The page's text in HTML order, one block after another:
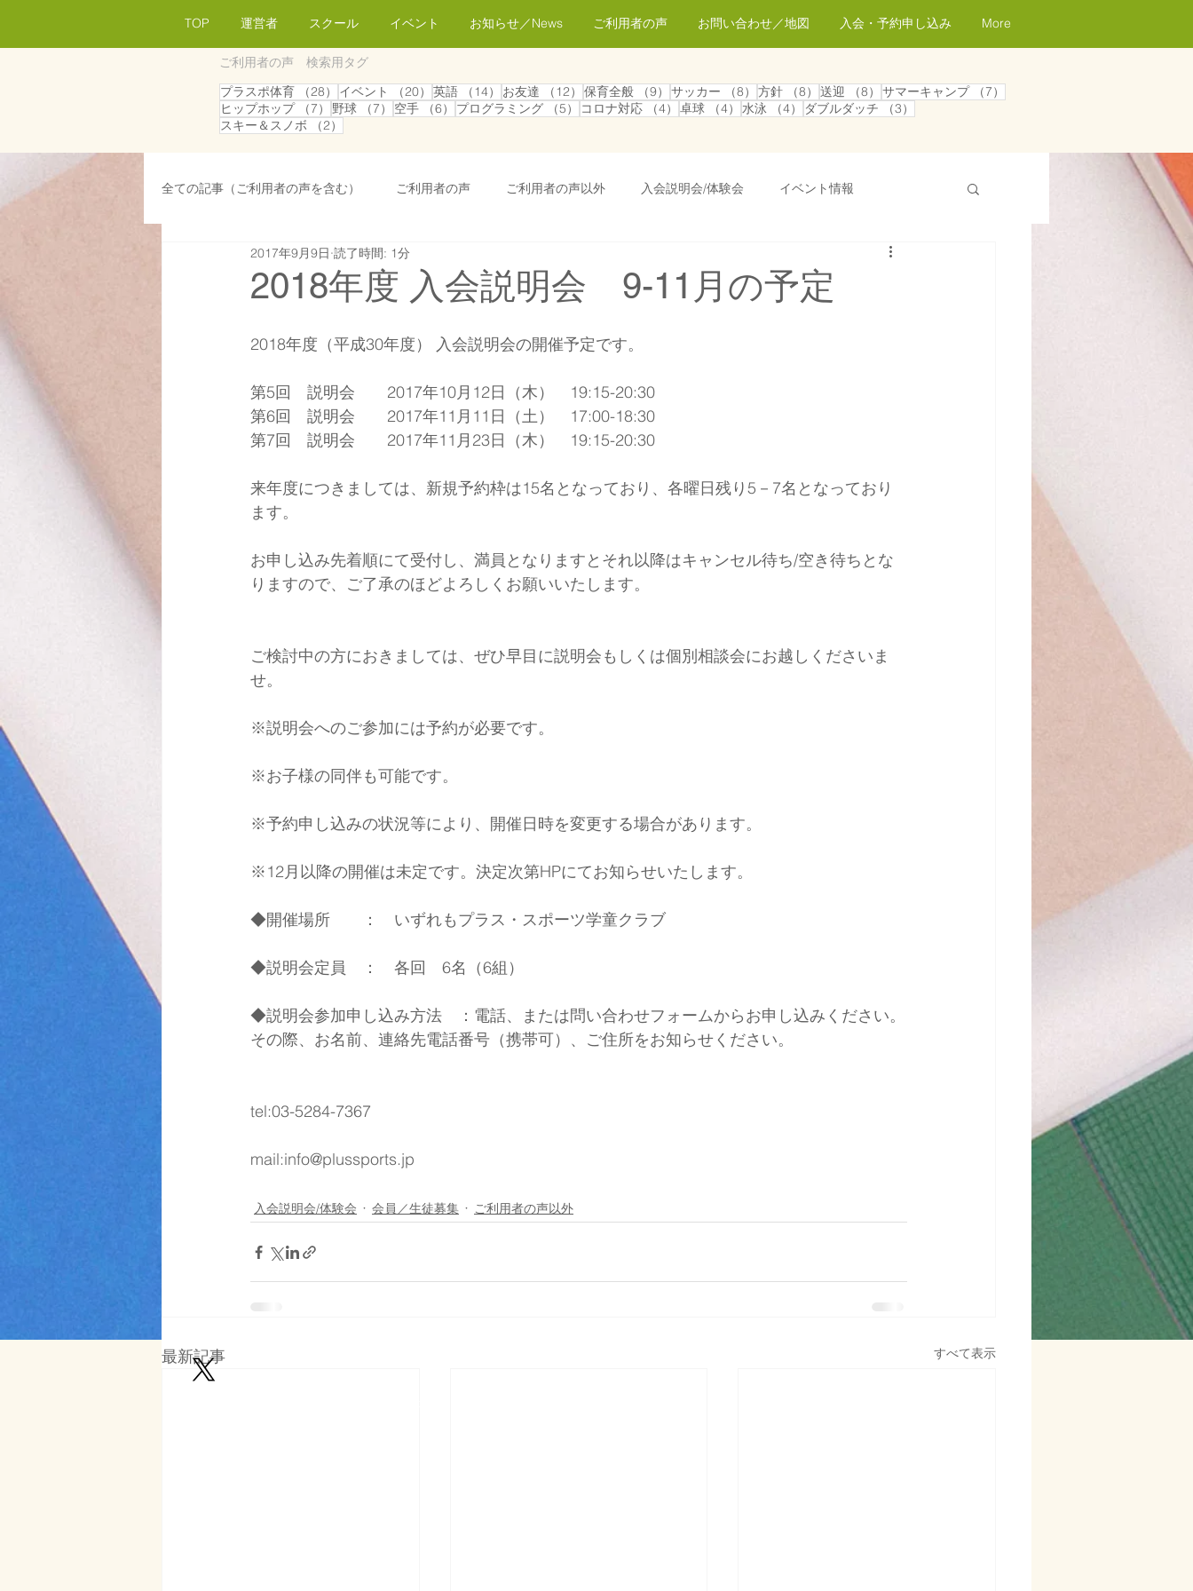
TOP 運営者 スクール イベント お知らせ／News ご利用者の声 お問い合わせ／地図 入会・予約申し込み More
ご利用者の声 検索用タグ
プラスポ体育 （28） 28件の記事
イベント （20） 20件の記事
英語 （14） 14件の記事
お友達 （12） 12件の記事
保育全般 （9） 9件の記事
サッカー （8） 8件の記事
方針 （8） 8件の記事
送迎 （8） 8件の記事
サマーキャンプ （7）
ヒップホップ
（7） 7件の記事
野球 （7） 7件の記事
空手 （6） 6件の記事
プログラミング （5） 5件の記事
コロナ対応 （4） 4件の記事
卓球 （4） 4件の記事
水泳 （4） 4件の記事
ダブルダッチ （3）
スキー＆スノボ
（2）
全ての記事（ご利用者の声を含む） ご利用者の声 ご利用者の声以外 入会説明会/体験会 イベント情報
会員／生徒募集 広報／パブリシティ プログラム紹介
2018年度 入会説明会 9-11月の予定
2017年9月9日 読了時間: 1分
2018年度（平成30年度） 入会説明会の開催予定です。
第5回　説明会　　2017年10月12日（木）　19:15-20:30
第6回　説明会　　2017年11月11日（土）　17:00-18:30
第7回　説明会　　2017年11月23日（木）　19:15-20:30
来年度につきましては、新規予約枠は15名となっており、各曜日残り5－7名となっており
ます。
お申し込み先着順にて受付し、満員となりますとそれ以降はキャンセル待ち/空き待ちとな
りますので、ご了承のほどよろしくお願いいたします。
ご検討中の方におきましては、ぜひ早目に説明会もしくは個別相談会にお越しくださいま
せ。
※説明会へのご参加には予約が必要です。
※お子様の同伴も可能です。
※予約申し込みの状況等により、開催日時を変更する場合があります。
※12月以降の開催は未定です。決定次第HPにてお知らせいたします。
◆開催場所　　：　いずれもプラス・スポーツ学童クラブ
◆説明会定員　：　各回　6名（6組）
◆説明会参加申し込み方法　：電話、または問い合わせフォームからお申し込みください。
その際、お名前、連絡先電話番号（携帯可）、ご住所をお知らせください。
tel:03-5284-7367
mail:info@plussports.jp
入会説明会/体験会 会員／生徒募集 ご利用者の声以外
最新記事 すべて表示